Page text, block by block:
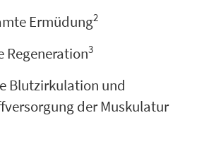
Ermüdung2
Regeneration3
Blutzirkulation und
der Muskulatur